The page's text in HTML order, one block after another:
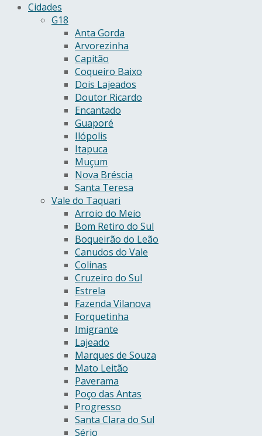
Cidades
G18
Anta Gorda
Arvorezinha
Capitão
Coqueiro Baixo
Dois Lajeados
Doutor Ricardo
Encantado
Guaporé
Ilópolis
Itapuca
Muçum
Nova Bréscia
Santa Teresa
Vale do Taquari
Arroio do Meio
Bom Retiro do Sul
Boqueirão do Leão
Canudos do Vale
Colinas
Cruzeiro do Sul
Estrela
Fazenda Vilanova
Forquetinha
Imigrante
Lajeado
Marques de Souza
Mato Leitão
Paverama
Poço das Antas
Progresso
Santa Clara do Sul
Sério